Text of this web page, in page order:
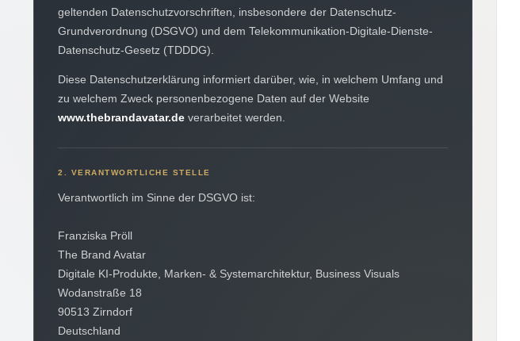
geltenden Datenschutzvorschriften, insbesondere der Datenschutz-
Grundverordnung (DSGVO) und dem Telekommunikation-Digitale-Dienste-
Datenschutz-Gesetz (TDDDG).
Diese Datenschutzerklärung informiert darüber, wie, in welchem Umfang und
zu welchem Zweck personenbezogene Daten auf der Website
www.thebrandavatar.de verarbeitet werden.
2. VERANTWORTLICHE STELLE
Verantwortlich im Sinne der DSGVO ist:
Franziska Pröll
The Brand Avatar
Digitale KI-Produkte, Marken- & Systemarchitektur, Business Visuals
Wodanstraße 18
90513 Zirndorf
Deutschland